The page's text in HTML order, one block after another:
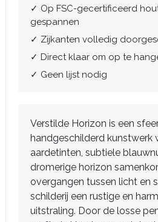
✓ Op FSC-gecertificeerd
gespannen
✓ Zijkanten volledig
✓ Direct klaar om op te
✓ Geen lijst nodig
Verstilde Horizon is een
handgeschilderd kunstwerk
aardetinten, subtiele
dromerige horizon
overgangen tussen licht en
schilderij een rustige en
uitstraling. Door de losse